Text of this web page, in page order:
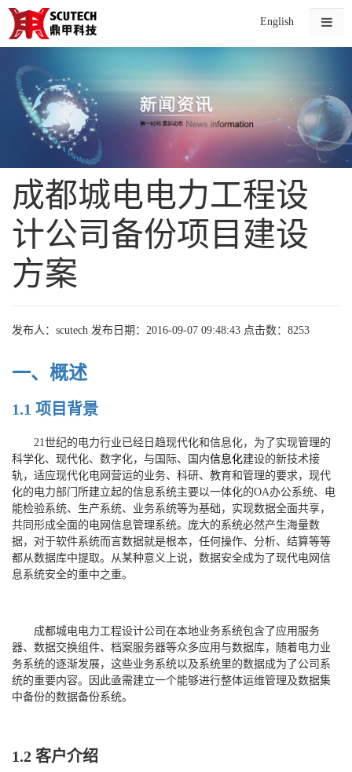
English
成都城电电力工程设
计公司备份项目建设
方案
发布人：scutech 发布日期：2016-09-07 09:48:43 点击数：8253
一、 概述
1.1 项目背景
21世纪的电力行业已经日趋现代化和信息化，为了实现管理的
科学化、现代化、数字化，与国际、国内信息化建设的新技术接
轨，适应现代化电网营运的业务、科研、教育和管理的要求，现代
化的电力部门所建立起的信息系统主要以一体化的OA办公系统、电
能检验系统、生产系统、业务系统等为基础，实现数据全面共享，
共同形成全面的电网信息管理系统。庞大的系统必然产生海量数
据，对于软件系统而言数据就是根本，任何操作、分析、结算等等
都从数据库中提取。从某种意义上说，数据安全成为了现代电网信
息系统安全的重中之重。
成都城电电力工程设计公司在本地业务系统包含了应用服务
器、数据交换组件、档案服务器等众多应用与数据库，随着电力业
务系统的逐渐发展，这些业务系统以及系统里的数据成为了公司系
统的重要内容。因此亟需建立一个能够进行整体运维管理及数据集
中备份的数据备份系统。
1.2 客户介绍